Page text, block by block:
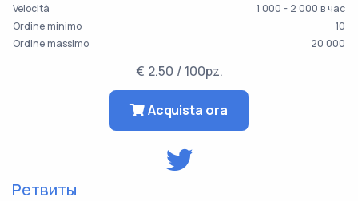
Velocità
1 000 - 2 000 в час
Ordine minimo
10
Ordine massimo
20 000
€ 2.50 / 100pz.
Acquista ora
Ретвиты